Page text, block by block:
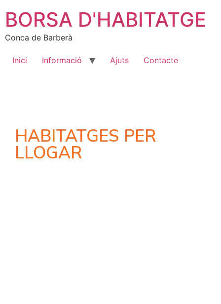
BORSA D'HABITATGE
Conca de Barberà
Inici Informació Ajuts Contacte
HABITATGES PER
LLOGAR